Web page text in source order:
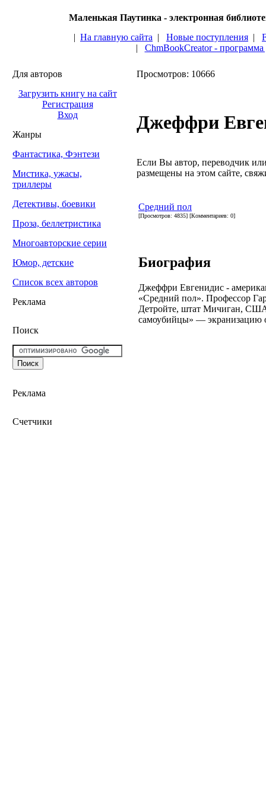
Маленькая Паутинка - электронная
| На главную сайта | Новые поступления |
| ChmBookCreator -
Для авторов
Загрузить книгу на сайт
Регистрация
Вход
Жанры
Фантастика, Фэнтези
Мистика, ужасы,
триллеры
Детективы, боевики
Проза, беллетристика
Многоавторские серии
Юмор, детские
Список всех авторов
Реклама
Поиск
Реклама
Счетчики
Просмотров: 10666
Джеффри
Если Вы автор, переводчик
размещены на этом сайте,
Средний пол
[Просмотров: 4835] [Комментариев: 0]
Биография
Джеффри Евгенидис -
«Средний пол». Профессор
Детройте, штат Мичиган,
самоубийцы» — экранизацию